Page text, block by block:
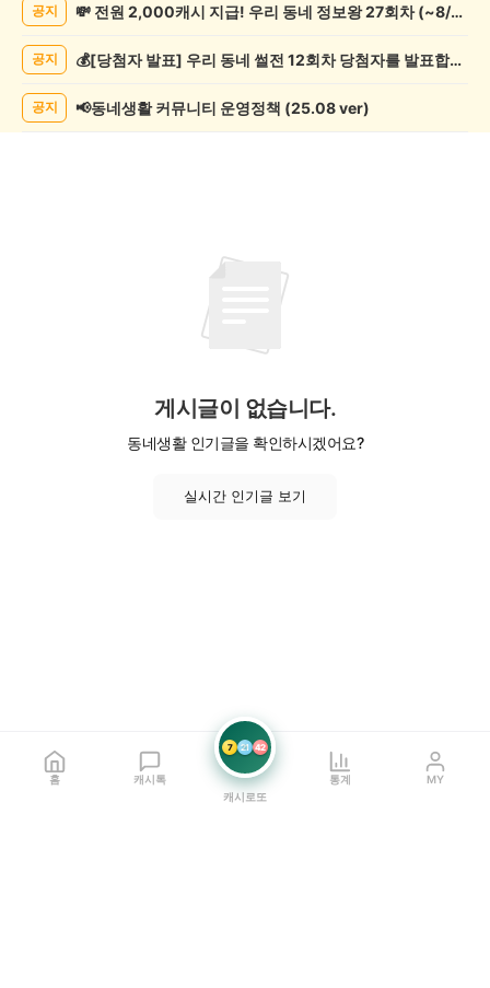
목
공지 💸 전원 2,000캐시 지급! 우리 동네 정보왕 27회차 (~8/10)
공지 💰[당첨자 발표] 우리 동네 썰전 12회차 당첨자를 발표합니다!
공지 📢동네생활 커뮤니티 운영정책 (25.08 ver)
게시글이 없습니다.
동네생활 인기글을 확인하시겠어요?
실시간 인기글 보기
홈 캐시톡
7 21 42
캐시로또
통계 MY